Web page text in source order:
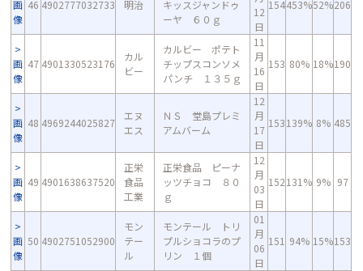
画
像
46 4902777032733 明治
キッスジャンドゥ
ーヤ ６０ｇ
12
日
154453%52%206
画
像
47 4901330523176
カル
ビー
カルビー ポテト
チップスコンソメ
パンチ １３５ｇ
11
月
16
日
153 80% 18%190
画
像
48 4969244025827
エヌ
エス
ＮＳ 堂島プレミ
アムバーム
12
月
17
日
153139% 8% 485
画
像
49 4901638637520
正栄
食品
工業
正栄食品 ピーナ
ッツチョコ ８０
ｇ
12
月
03
日
152131% 9% 97
画
像
50 4902751052900
モン
テー
ル
モンテール トリ
プルショコラのプ
リン １個
01
月
06
日
151 94% 15%153